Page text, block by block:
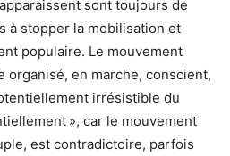
sont toujours de
à stopper la mobilisation et
populaire. Le mouvement
organisé, en marche, conscient,
irrésistible du
», car le mouvement
est contradictoire, parfois